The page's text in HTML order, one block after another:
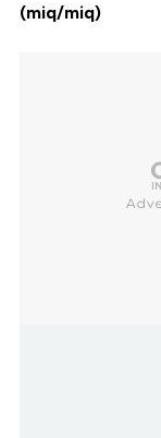
(miq/miq)